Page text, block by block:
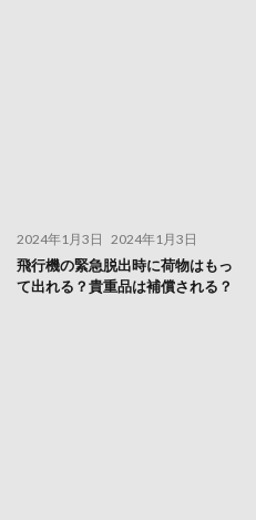
2024年1月3日 2024年1月3日
飛行機の緊急脱出時に荷物はもっ
て出れる？貴重品は補償される？